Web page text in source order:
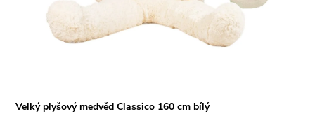
Velký plyšový medvěd Classico 160 cm bílý